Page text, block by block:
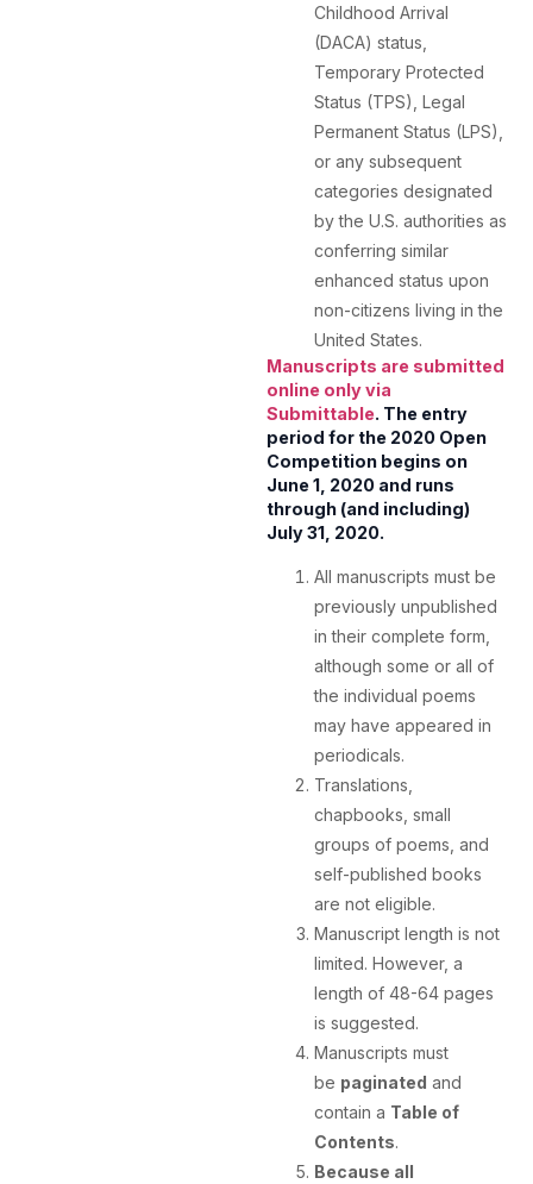
Childhood Arrival
(DACA) status,
Temporary Protected
Status (TPS), Legal
Permanent Status (LPS),
or any subsequent
categories designated
by the U.S. authorities as
conferring similar
enhanced status upon
non-citizens living in the
United States.
Manuscripts are submitted
online only via
Submittable. The entry
period for the 2020 Open
Competition begins on
June 1, 2020 and runs
through (and including)
July 31, 2020.
All manuscripts must be
previously unpublished
in their complete form,
although some or all of
the individual poems
may have appeared in
periodicals.
Translations,
chapbooks, small
groups of poems, and
self-published books
are not eligible.
Manuscript length is not
limited. However, a
length of 48-64 pages
is suggested.
Manuscripts must
be paginated and
contain a Table of
Contents.
Because all